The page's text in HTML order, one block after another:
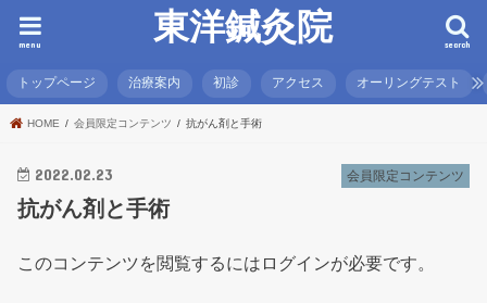
東洋鍼灸院 search
menu
トップページ 治療案内 初診 アクセス オーリングテスト
HOME 会員限定コンテンツ 抗がん剤と手術
会員限定コンテンツ
2022.02.23
抗がん剤と手術
このコンテンツを閲覧するにはログインが必要です。